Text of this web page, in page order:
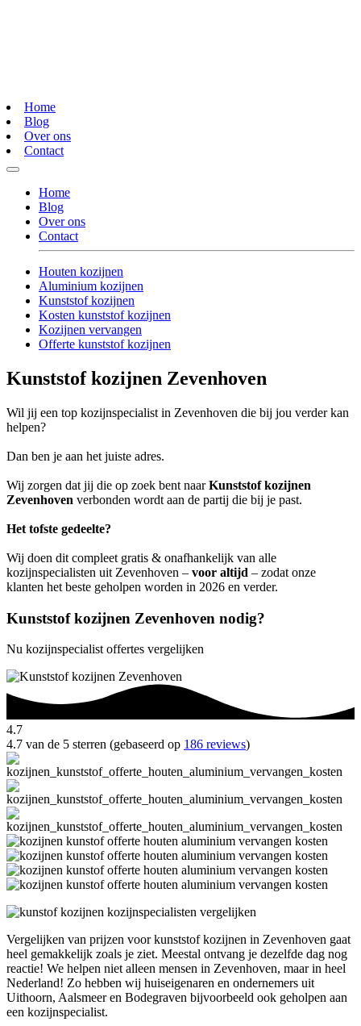
Home
Blog
Over ons
Contact
Home
Blog
Over ons
Contact
Houten kozijnen
Aluminium kozijnen
Kunststof kozijnen
Kosten kunststof kozijnen
Kozijnen vervangen
Offerte kunststof kozijnen
Kunststof kozijnen Zevenhoven
Wil jij een top kozijnspecialist in Zevenhoven die bij jou verder kan
helpen?
Dan ben je aan het juiste adres.
Wij zorgen dat jij die op zoek bent naarKunststof kozijnen
Zevenhoven verbonden wordt aan de partij die bij je past.
Het tofste gedeelte?
Wij doen dit compleet gratis & onafhankelijk van alle
kozijnspecialisten uit Zevenhoven – voor altijd – zodat onze
klanten het beste geholpen worden in 2026 en verder.
Kunststof kozijnen Zevenhoven nodig?
Nu kozijnspecialist offertes vergelijken
4.7
4.7 van de 5 sterren (gebaseerd op 186 reviews)
Vergelijken van prijzen voor kunststof kozijnen in Zevenhoven gaat
heel gemakkelijk zoals je ziet. Meestal ontvang je dezelfde dag nog
reactie! We helpen niet alleen mensen in Zevenhoven, maar in heel
Nederland! Zo hebben wij huiseigenaren en ondernemers uit
Uithoorn, Aalsmeer en Bodegraven bijvoorbeeld ook geholpen aan
een kozijnspecialist.